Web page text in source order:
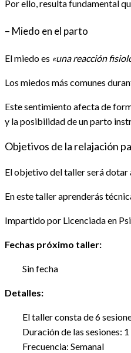
Por ello, resulta fundamental
– Miedo en el parto
El miedo es «una reacción
Los miedos más comunes
Este sentimiento afecta de
y la posibilidad de un parto
Objetivos de la relajación
El objetivo del taller será dotar
En este taller aprenderás
Impartido por Licenciada en
Fechas próximo taller:
Sin fecha
Detalles:
El taller consta de 6
Duración de las sesiones:
Frecuencia: Semanal